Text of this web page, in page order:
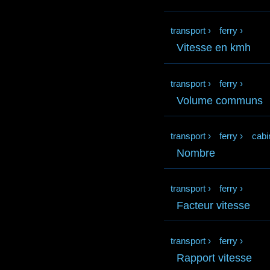
transport › ferry ›
Vitesse en kmh
transport › ferry ›
Volume communs
transport › ferry ›
Nombre
transport › ferry ›
Facteur vitesse
transport › ferry ›
Rapport vitesse